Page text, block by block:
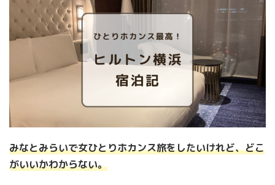
みなとみらいで女ひとりホカンス旅をしたいけれど、どこ
がいいかわからない。